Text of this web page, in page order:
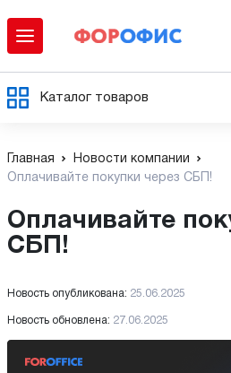
Каталог товаров
Главная
Новости компании
Оплачивайте покупки через СБП!
Оплачивайте покупки через
СБП!
Новость опубликована: 25.06.2025
Новость обновлена: 27.06.2025